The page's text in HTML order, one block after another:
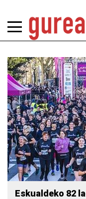
Eskualdeko 82